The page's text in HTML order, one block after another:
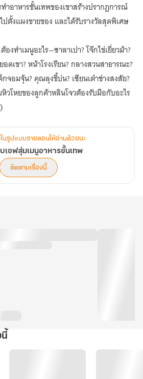
ำอาหารขั้นเทพของเขาสร้างปรากฏการณ์
ปตั้งแผงขายของ และได้รับรางวัลสุดพิเศษ
งทำเมนูอะไร—ซาลาเปา? โจ๊กไข่เยี่ยวม้า?
ดเขา? หน้าโรงเรียน? กลางสวนสาธารณะ?
จอมจุ้น? คุณลุงขี้บ่น? เซียนเต๋าช่างสงสัย?
วโหยของลูกค้าหลินโจวต้องรับมือกับอะไร
นรูปแบบรายตอนให้อ่านด้วยนะ
เชฟสุ่มเมนูอาหารขั้นเทพ
ติดตามเรื่องนี้